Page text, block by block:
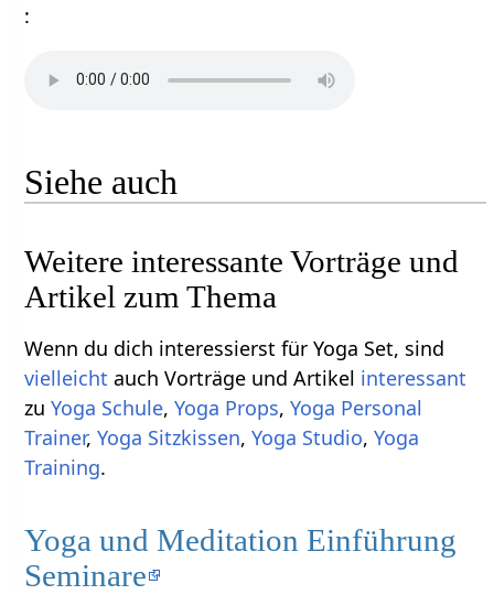
:
Siehe auch
Weitere interessante Vorträge und
Artikel zum Thema
Wenn du dich interessierst für Yoga Set, sind
vielleicht auch Vorträge und Artikel interessant
zuYoga Schule,Yoga Props,Yoga Personal
Trainer,Yoga Sitzkissen,Yoga Studio,Yoga
Training.
Yoga und Meditation Einführung
Seminare